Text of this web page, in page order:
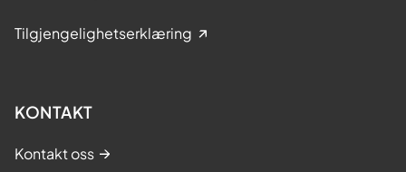
Tilgjengelighetserklæring
KONTAKT
Kontakt oss